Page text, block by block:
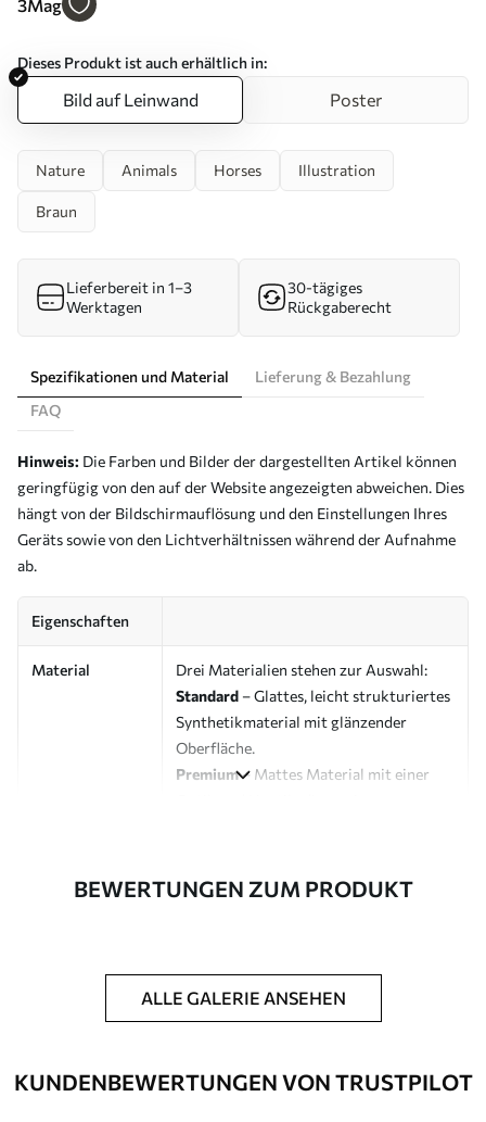
3Mag
Dieses Produkt ist auch erhältlich in:
Bild auf Leinwand Poster
Nature Animals Horses Illustration
Braun
Lieferbereit in 1–3
Werktagen
30-tägiges
Rückgaberecht
Spezifikationen und Material
Lieferung & Bezahlung
FAQ
Hinweis: Die Farben und Bilder der dargestellten Artikel können
geringfügig von den auf der Website angezeigten abweichen. Dies
hängt von der Bildschirmauflösung und den Einstellungen Ihres
Geräts sowie von den Lichtverhältnissen während der Aufnahme
ab.
Eigenschaften
Material
Drei Materialien stehen zur Auswahl:
Standard – Glattes, leicht strukturiertes
Synthetikmaterial mit glänzender
Oberfläche.
Premium– Mattes Material mit einer
aus 100 % Baumwolle.
Artikelnummer s03697
Zusätzliche
Möglichkeit, einen Schutzlack
Bildes zu erhöhen.
BEWERTUNGEN ZUM PRODUKT
ALLE GALERIE ANSEHEN
KUNDENBEWERTUNGEN VON TRUSTPILOT